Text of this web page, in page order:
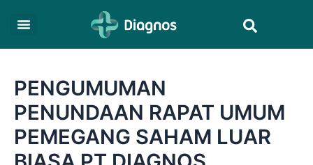
PENGUMUMAN
PENUNDAAN RAPAT UMUM
PEMEGANG SAHAM LUAR
navigation